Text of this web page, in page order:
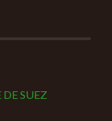
DE SUEZ